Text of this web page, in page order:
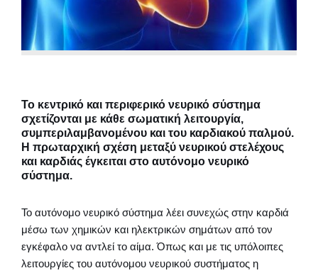
Το κεντρικό και περιφερικό νευρικό σύστημα
σχετίζονται με κάθε σωματική λειτουργία,
συμπεριλαμβανομένου και του καρδιακού παλμού.
Η πρωταρχική σχέση μεταξύ νευρικού στελέχους
και καρδιάς έγκειται στο αυτόνομο νευρικό
σύστημα.
Το αυτόνομο νευρικό σύστημα λέει συνεχώς στην καρδιά
μέσω των χημικών και ηλεκτρικών σημάτων από τον
εγκέφαλο να αντλεί το αίμα. Όπως και με τις υπόλοιπες
λειτουργίες του αυτόνομου νευρικού συστήματος η